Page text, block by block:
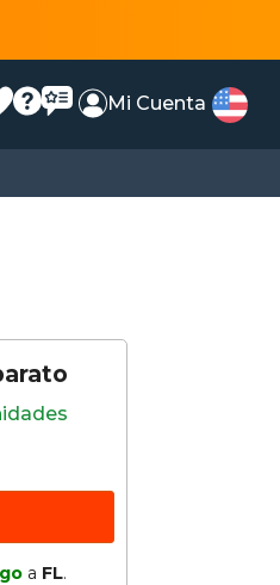
Mi Cuenta
a FL.